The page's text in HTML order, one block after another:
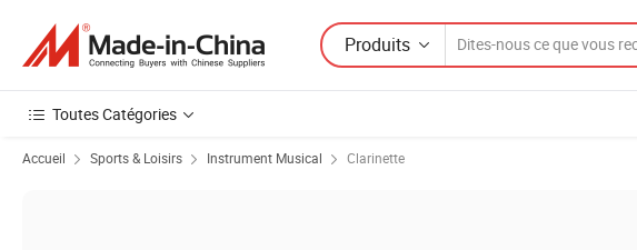
Produits
Toutes Catégories
Accueil Sports & Loisirs Instrument Musical Clarinette